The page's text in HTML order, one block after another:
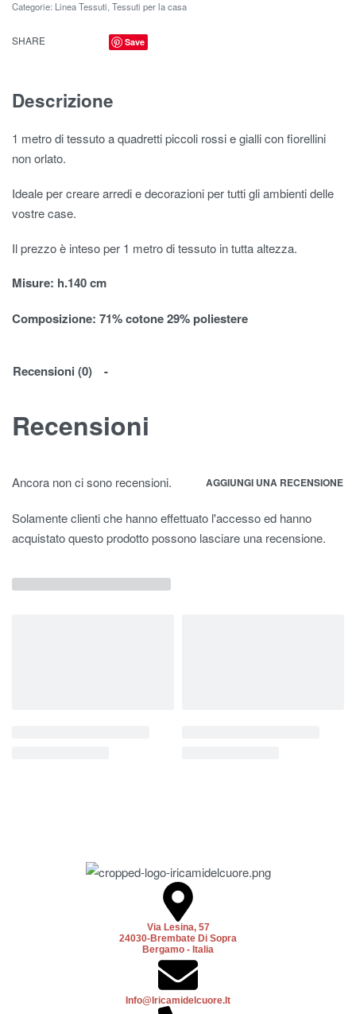
Categorie: Linea Tessuti, Tessuti per la casa
SHARE Save
Descrizione
1 metro di tessuto a quadretti piccoli rossi e gialli con fiorellini
non orlato.
Ideale per creare arredi e decorazioni per tutti gli ambienti delle
vostre case.
Il prezzo è inteso per 1 metro di tessuto in tutta altezza.
Misure: h.140 cm
Composizione: 71% cotone 29% poliestere
Recensioni (0)
Recensioni
Ancora non ci sono recensioni. AGGIUNGI UNA RECENSIONE
Solamente clienti che hanno effettuato l'accesso ed hanno
acquistato questo prodotto possono lasciare una recensione.
Via Lesina, 57
24030-Brembate Di Sopra
Bergamo - Italia
Info@iricamidelcuore.it